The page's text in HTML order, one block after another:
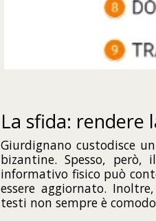
La sfida: rendere
Giurdignano custodisce
bizantine. Spesso,
informativo fisico può
essere aggiornato.
testi non sempre è